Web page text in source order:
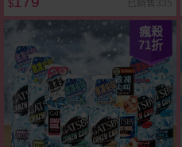
$ 已銷售335
瘋殺
71折